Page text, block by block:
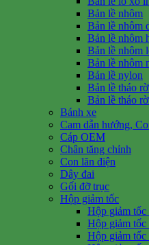
Bản lề nhôm
Bản lề nhôm
Bản lề nhôm
Bản lề nhôm
Bản lề nhôm
Bản lề nylon
Bản lề tháo
Bản lề tháo
Bánh xe
Cam dẫn hướng,
Cáp OEM
Chân tăng chỉnh
Con lăn điện
Dây đai
Gối đỡ trục
Hộp giảm tốc
Hộp giảm tốc
Hộp giảm tốc
Hộp giảm tốc